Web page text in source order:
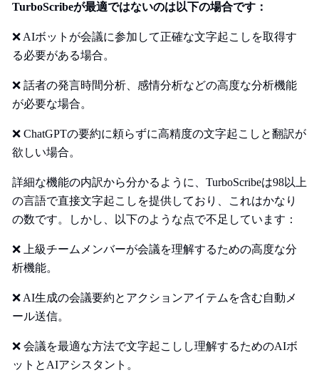
TurboScribeが最適ではないのは以下の場合です：
❌ AIボットが会議に参加して正確な文字起こしを取得す
る必要がある場合。
❌ 話者の発言時間分析、感情分析などの高度な分析機能
が必要な場合。
❌ ChatGPTの要約に頼らずに高精度の文字起こしと翻訳が
欲しい場合。
詳細な機能の内訳から分かるように、TurboScribeは98以上
の言語で直接文字起こしを提供しており、これはかなり
の数です。しかし、以下のような点で不足しています：
❌ 上級チームメンバーが会議を理解するための高度な分
析機能。
❌ AI生成の会議要約とアクションアイテムを含む自動メ
ール送信。
❌ 会議を最適な方法で文字起こしし理解するためのAIボ
ットとAIアシスタント。